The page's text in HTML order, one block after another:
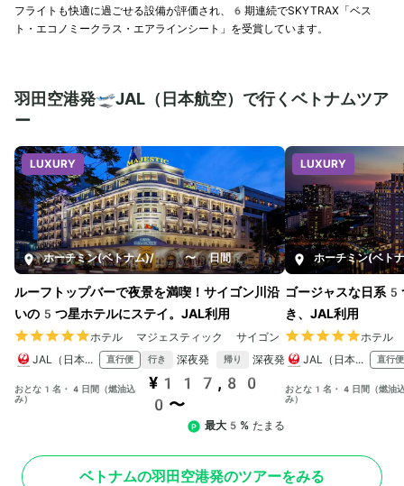
フライトも快適に過ごせる設備が評価され、6期連続でSKYTRAX「ベス
ト・エコノミークラス・エアラインシート」を受賞しています。
羽田空港発🛫JAL（日本航空）で行くベトナムツア
ー
LUXURY
ホーチミン(ベトナム)/ 4〜6日間
ルーフトップバーで夜景を満喫！サイゴン川沿
いの5つ星ホテルにステイ。JAL利用
ホテル マジェスティック サイゴン
JAL（日本航空）
直行便 行き 深夜発 帰り 深夜発
おとな1名・4日間（燃油込
み）
¥117,80
0〜
最大5% たまる
LUXURY
ホーチミン(ベト
ゴージャスな日系5
き、JAL利用
ホテル
JAL（日本航空）
直行便
おとな1名・4日間（燃油
み）
ベトナムの羽田空港発のツアーをみる